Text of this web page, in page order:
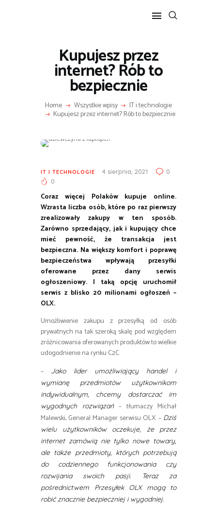
Kupujesz przez
internet? Rób to
bezpiecznie
Home Wszystkie wpisy IT i technologie
Kupujesz przez internet? Rób to bezpiecznie
POPULARNE
BIZNES I FINANSE
IT I TECHNOLOGIE
LIFESTYLE
MOTORYZACJA
IT I TECHNOLOGIE 4 sierpnia, 2021
0
0
Coraz więcej Polaków kupuje online.
Wzrasta liczba osób, które po raz pierwszy
zrealizowały zakupy w ten sposób.
Zarówno sprzedający, jak i kupujący chce
mieć pewność, że transakcja jest
bezpieczna. Na większy komfort i poprawę
bezpieczeństwa wpływają przesyłki
oferowane przez dany serwis
ogłoszeniowy. I taką opcję uruchomił
serwis z blisko 20 milionami ogłoszeń –
OLX.
Umożliwienie zakupu z przesyłką od osób
prywatnych na tak szeroką skalę pod względem
zróżnicowania oferowanych produktów to wielkie
udogodnienie na rynku C2C.
–
Jako lider umożliwiający handel i
wymianę przedmiotów użytkownikom
indywidualnym, chcemy dostarczać im
wygodnych rozwiązań– tłumaczy Michał
Malewski, General Manager serwisu OLX. – Dziś
wielu użytkowników oczekuje, że przez
internet zamówią nie tylko nowe towary,
ale także przedmioty, których potrzebują
do codziennego funkcjonowania czy
rozwijania swoich pasji. Teraz za
pośrednictwem Przesyłek OLX mogą to
robić znacznie bezpieczniej i wygodniej.